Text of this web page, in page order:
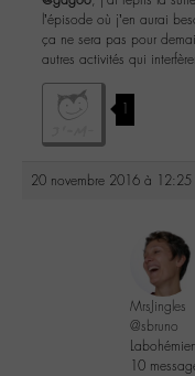
l’épisode où j’en aurai
ça ne sera pas pour
autres activités qui
1
20 novembre 2016 à 12:25
MrsJingles
@sbruno
Labohémien
10